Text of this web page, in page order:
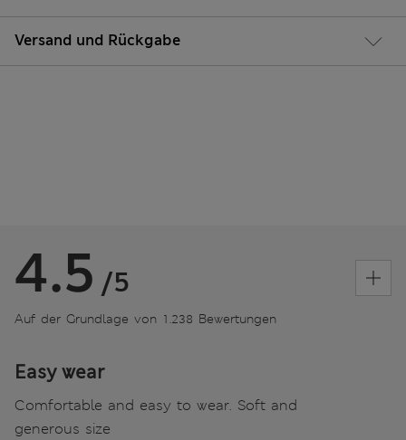
Versand und Rückgabe
4.5 /5
Auf der Grundlage von 1.238 Bewertungen
Easy wear
Comfortable and easy to wear. Soft and
generous size